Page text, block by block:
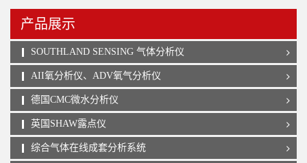
产品展示
SOUTHLAND SENSING 气体分析仪
AII氧分析仪、ADV氧气分析仪
德国CMC微水分析仪
英国SHAW露点仪
综合气体在线成套分析系统